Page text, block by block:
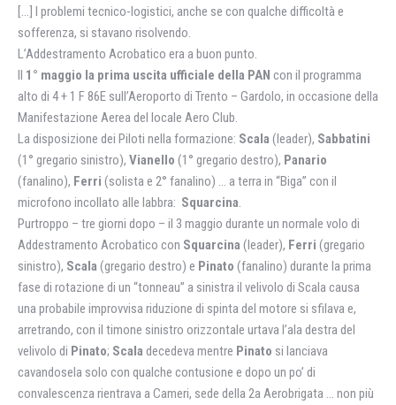
[…] I problemi tecnico-logistici, anche se con qualche difficoltà e
sofferenza, si stavano risolvendo.
L’Addestramento Acrobatico era a buon punto.
Il 1° maggio la prima uscita ufficiale della PAN con il programma
alto di 4 + 1 F 86E sull’Aeroporto di Trento – Gardolo, in occasione della
Manifestazione Aerea del locale Aero Club.
La disposizione dei Piloti nella formazione: Scala (leader), Sabbatini
(1° gregario sinistro), Vianello (1° gregario destro), Panario
(fanalino), Ferri (solista e 2° fanalino) … a terra in “Biga” con il
microfono incollato alle labbra: Squarcina.
Purtroppo – tre giorni dopo – il 3 maggio durante un normale volo di
Addestramento Acrobatico con Squarcina (leader), Ferri (gregario
sinistro), Scala (gregario destro) e Pinato (fanalino) durante la prima
fase di rotazione di un “tonneau” a sinistra il velivolo di Scala causa
una probabile improvvisa riduzione di spinta del motore si sfilava e,
arretrando, con il timone sinistro orizzontale urtava l’ala destra del
velivolo di Pinato; Scala decedeva mentre Pinato si lanciava
cavandosela solo con qualche contusione e dopo un po’ di
convalescenza rientrava a Cameri, sede della 2a Aerobrigata … non più